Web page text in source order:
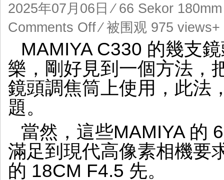
2025年07月06日 ⁄ 66 Sekor
Comments Offon
Mamiya
18cm
f4.5
C330
鏡
活
化
計
劃
⁄ 被围观 975 views+
MAMIYA C330 的幾支
樂，剛好見到一個方法，
鏡頭調焦筒上使用，此法
題。
當然，這些MAMIYA 的
滿足到現代高像素相機要
的 18CM F4.5 先。